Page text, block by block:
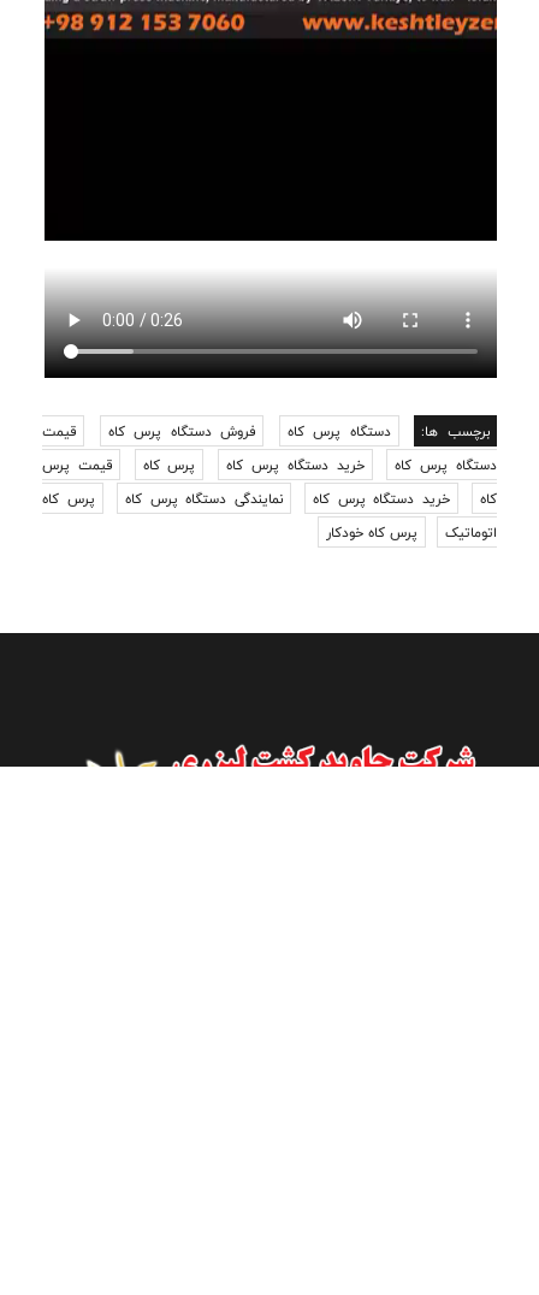
برچسب ها: دستگاه پرس کاه فروش دستگاه پرس کاه
قیمت
دستگاه پرس کاه
خرید دستگاه پرس کاه پرس کاه
قیمت پرس
کاه
خرید دستگاه پرس کاه نمایندگی دستگاه پرس کاه
پرس کاه
اتوماتیک
پرس کاه خودکار